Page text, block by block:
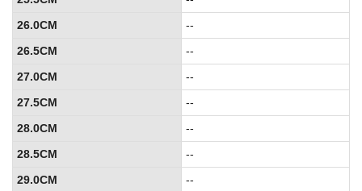
26.0CM
--
26.5CM
--
27.0CM
--
27.5CM
--
28.0CM
--
28.5CM
--
29.0CM
--